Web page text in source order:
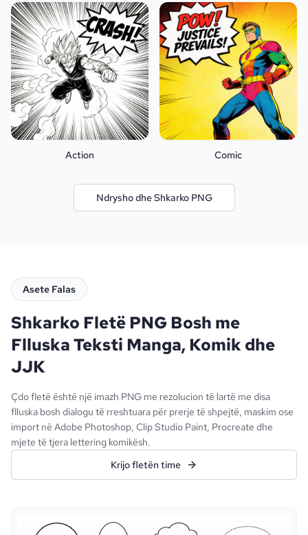
Action Comic
Ndrysho dhe Shkarko PNG
Asete Falas
Shkarko Fletë PNG Bosh me
Flluska Teksti Manga, Komik dhe
JJK
Çdo fletë është një imazh PNG me rezolucion të lartë me disa
flluska bosh dialogu të rreshtuara për prerje të shpejtë, maskim ose
import në Adobe Photoshop, Clip Studio Paint, Procreate dhe
mjete të tjera lettering komikësh.
Krijo fletën time